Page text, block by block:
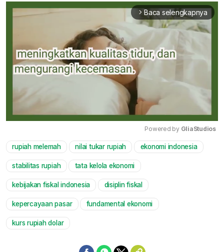
arrow_forward_ios Baca selengkapnya
Mute
Powered by GliaStudios
rupiah melemah nilai tukar rupiah ekonomi indonesia
stabilitas rupiah tata kelola ekonomi
kebijakan fiskal indonesia disiplin fiskal
kepercayaan pasar fundamental ekonomi
kurs rupiah dolar